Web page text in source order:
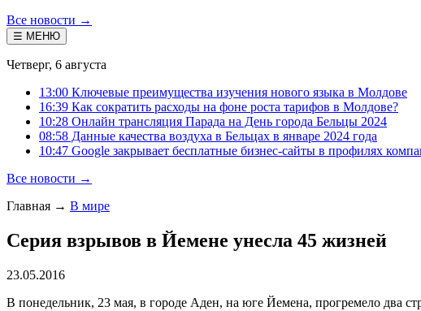
Все новости →
☰ МЕНЮ
Четверг, 6 августа
13:00 Ключевые преимущества изучения нового языка в Молдове
16:39 Как сократить расходы на фоне роста тарифов в Молдове?
10:28 Онлайн трансляция Парада на День города Бельцы 2024
08:58 Данные качества воздуха в Бельцах в январе 2024 года
10:47 Google закрывает бесплатные бизнес-сайты в профилях
Все новости →
Главная → В мире
Серия взрывов в Йемене унесла 45 жизней
23.05.2016
В понедельник, 23 мая, в городе Аден, на юге Йемена, прогремело два